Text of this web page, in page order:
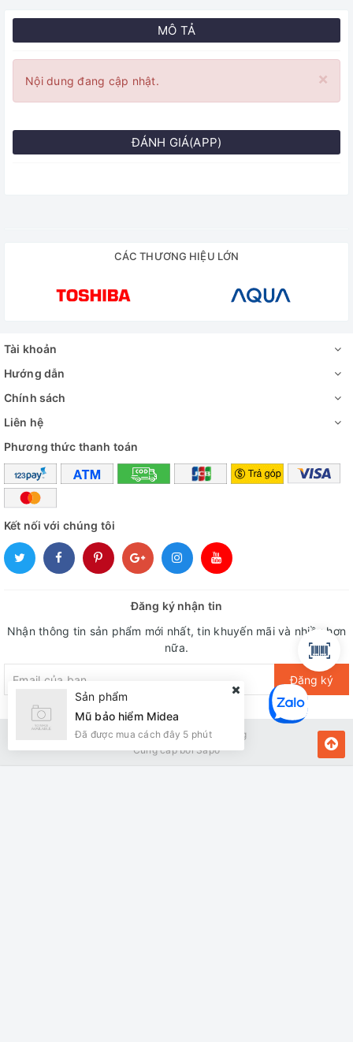
MÔ TẢ
×
Nội dung đang cập nhật.
ĐÁNH GIÁ(APP)
CÁC THƯƠNG HIỆU LỚN
Tài khoản
Hướng dẫn
Chính sách
Liên hệ
Phương thức thanh toán
Kết nối với chúng tôi
Đăng ký nhận tin
Nhận thông tin sản phẩm mới nhất, tin khuyến mãi và nhiều hơn
nữa.
Đăng ký
Bản quyền thuộc về Kiến Vàng
Cung cấp bởiSapo
Sản phẩm
Mũ bảo hiểm Midea
Đã được mua cách đây 5 phút